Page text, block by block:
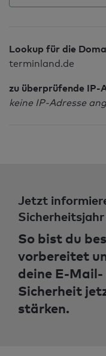
Lookup für die
terminland.de
zu überprüfende IP-
keine IP-Adresse
Jetzt
Sicherheitsjahr
So bist du
vorbereitet
deine E-Mail-
Sicherheit
stärken.